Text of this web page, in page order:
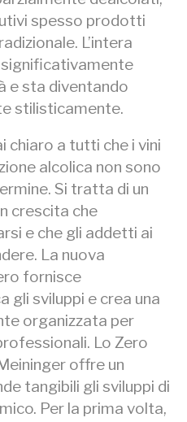
spesso prodotti
L’intera
e sta diventando
stilisticamente.
chiaro a tutti che i vini
alcolica non sono
Si tratta di un
crescita che
e che gli addetti ai
La nuova
fornisce
gli sviluppi e crea una
organizzata per
Lo Zero
offre un
tangibili gli sviluppi di
Per la prima volta,